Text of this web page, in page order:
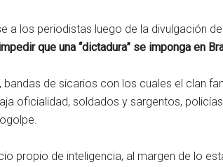
a los periodistas luego de la divulgación
que una “dictadura” se imponga en
de sicarios con los cuales el clan
oficialidad, soldados y sargentos,
propio de inteligencia, al margen de lo